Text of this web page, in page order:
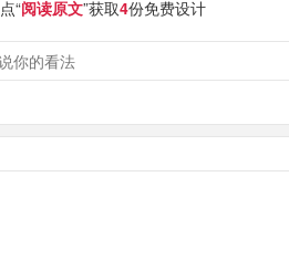
点“阅读原文”获取4份免费设计